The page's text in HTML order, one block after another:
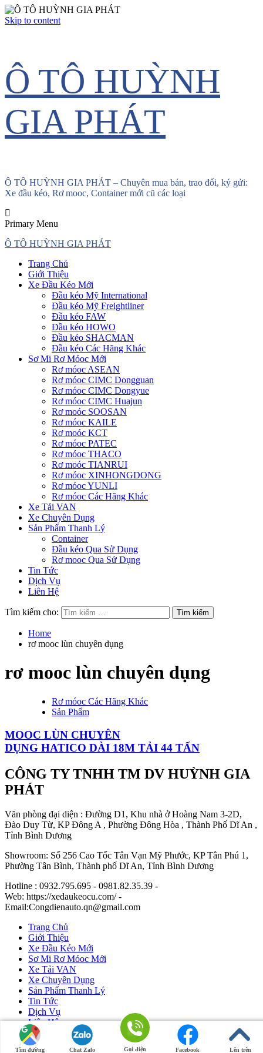
Skip to content
Ô TÔ HUỲNH
GIA PHÁT
Ô TÔ HUỲNH GIA PHÁT – Chuyên mua bán, trao đổi, ký gửi:
Xe đầu kéo, Rơ mooc, Container mới cũ các loại
Primary Menu
Ô TÔ HUỲNH GIA PHÁT
Trang Chủ
Giới Thiệu
Xe Đầu Kéo Mới
Đầu kéo Mỹ International
Đầu kéo Mỹ Freightliner
Đầu kéo FAW
Đầu kéo HOWO
Đầu kéo SHACMAN
Đầu kéo Các Hãng Khác
Sơ Mi Rơ Móoc Mới
Rơ móoc ASEAN
Rơ móoc CIMC Dongguan
Rơ móoc CIMC Dongyue
Rơ móoc CIMC Huajun
Rơ moóc SOOSAN
Rơ móoc KAILE
Rơ moóc KCT
Rơ móoc PATEC
Rơ móoc THACO
Rơ moóc TIANRUI
Rơ móoc XINHONGDONG
Rơ móoc YUNLI
Rơ móoc Các Hãng Khác
Xe Tải VAN
Xe Chuyên Dụng
Sản Phẩm Thanh Lý
Container
Đầu kéo Qua Sử Dụng
Rơ mooc Qua Sử Dụng
Tin Tức
Dịch Vụ
Liên Hệ
Tìm kiếm cho:
Home
rơ mooc lùn chuyên dụng
rơ mooc lùn chuyên dụng
Rơ móoc Các Hãng Khác
Sản Phẩm
MOOC LÙN CHUYÊN
DỤNG HATICO DÀI 18M TẢI 44 TẤN
CÔNG TY TNHH TM DV HUỲNH GIA
PHÁT
Văn phòng đại diện : Đường D1, Khu nhà ở Hoàng Nam 3-2D,
Đào Duy Từ, KP Đông A , Phường Đông Hòa , Thành Phố Dĩ An ,
Tỉnh Bình Dương
Showroom: Số 256 Cao Tốc Tân Vạn Mỹ Phước, KP Tân Phú 1,
Phường Tân Bình, Thành phố Dĩ An, Tỉnh Bình Dương
Hotline : 0932.795.695 - 0981.82.35.39 -
Web: https://xedaukeocu.com/ -
Email:Congdienauto.qn@gmail.com
Tìm đường Chat Zalo Gọi điện Facebook Lên trên
Trang Chủ
Giới Thiệu
Xe Đầu Kéo Mới
Sơ Mi Rơ Móoc Mới
Xe Tải VAN
Xe Chuyên Dụng
Sản Phẩm Thanh Lý
Tin Tức
Dịch Vụ
Liên Hệ
Ô Tô Huỳnh Gia Phát| Xe Đầu Kéo Mỹ by Huỳnh Gia Phát.